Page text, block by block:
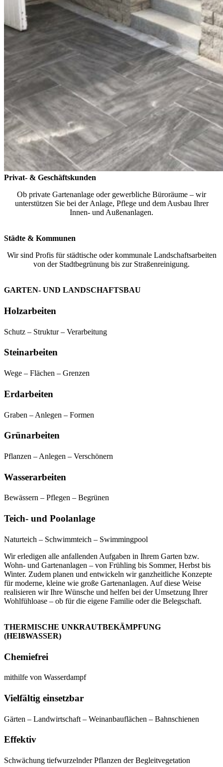
Privat- & Geschäftskunden
Ob private Gartenanlage oder gewerbliche Büroräume – wir
unterstützen Sie bei der Anlage, Pflege und dem Ausbau Ihrer
Innen- und Außenanlagen.
Städte & Kommunen
Wir sind Profis für städtische oder kommunale Landschaftsarbeiten
von der Stadtbegrünung bis zur Straßenreinigung.
GARTEN- UND LANDSCHAFTSBAU
Holzarbeiten
Schutz – Struktur – Verarbeitung
Steinarbeiten
Wege – Flächen – Grenzen
Erdarbeiten
Graben – Anlegen – Formen
Grünarbeiten
Pflanzen – Anlegen – Verschönern
Wasserarbeiten
Bewässern – Pflegen – Begrünen
Teich- und Poolanlage
Naturteich – Schwimmteich – Swimmingpool
Wir erledigen alle anfallenden Aufgaben in Ihrem Garten bzw.
Wohn- und Gartenanlagen – von Frühling bis Sommer, Herbst bis
Winter. Zudem planen und entwickeln wir ganzheitliche Konzepte
für moderne, kleine wie große Gartenanlagen. Auf diese Weise
realisieren wir Ihre Wünsche und helfen bei der Umsetzung Ihrer
Wohlfühloase – ob für die eigene Familie oder die Belegschaft.
THERMISCHE UNKRAUTBEKÄMPFUNG
(HEIßWASSER)
Chemiefrei
mithilfe von Wasserdampf
Vielfältig einsetzbar
Gärten – Landwirtschaft – Weinanbauflächen – Bahnschienen
Effektiv
Schwächung tiefwurzelnder Pflanzen der Begleitvegetation